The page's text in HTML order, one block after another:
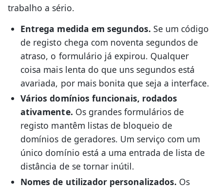
trabalho a sério.
Entrega medida em segundos. Se um código
de registo chega com noventa segundos de
atraso, o formulário já expirou. Qualquer
coisa mais lenta do que uns segundos está
avariada, por mais bonita que seja a interface.
Vários domínios funcionais, rodados
ativamente. Os grandes formulários de
registo mantêm listas de bloqueio de
domínios de geradores. Um serviço com um
único domínio está a uma entrada de lista de
distância de se tornar inútil.
Nomes de utilizador personalizados. Os